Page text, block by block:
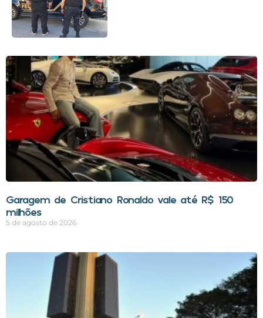
Garagem de Cristiano Ronaldo vale até R$ 150
milhões
5 de agosto de 2026